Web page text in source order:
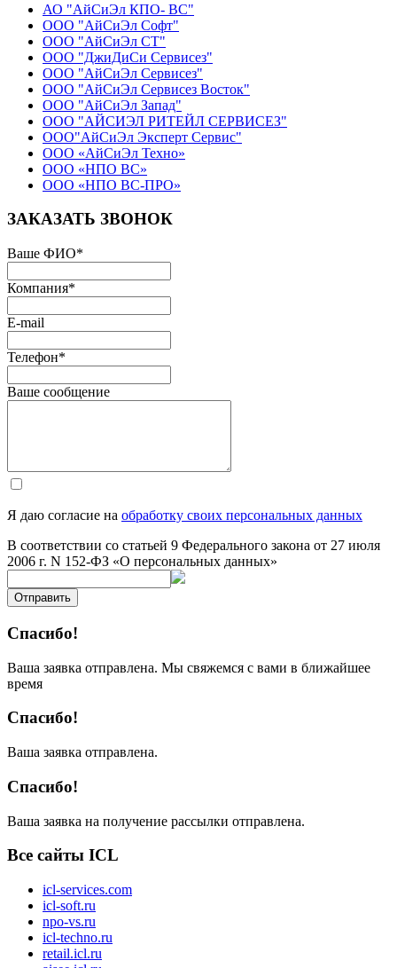
АО "АйСиЭл КПО- ВС"
ООО "АйСиЭл Софт"
ООО "АйСиЭл СТ"
ООО "ДжиДиСи Сервисез"
ООО "АйСиЭл Сервисез"
ООО "АйСиЭл Сервисез Восток"
ООО "АйСиЭл Запад"
ООО "АЙСИЭЛ РИТЕЙЛ СЕРВИСЕЗ"
ООО"АйСиЭл Эксперт Сервис"
ООО «АйСиЭл Техно»
ООО «НПО ВС»
ООО «НПО ВС-ПРО»
ЗАКАЗАТЬ ЗВОНОК
Ваше ФИО*
Компания*
E-mail
Телефон*
Ваше сообщение
Я даю согласие на обработку своих персональных данных
В соответствии со статьей 9 Федерального закона от 27 июля
2006 г. N 152-ФЗ «О персональных данных»
Отправить
Спасибо!
Ваша заявка отправлена. Мы свяжемся с вами в ближайшее
время
Спасибо!
Ваша заявка отправлена.
Спасибо!
Ваша заявка на получение рассылки отправлена.
Все сайты ICL
icl-services.com
icl-soft.ru
npo-vs.ru
icl-techno.ru
retail.icl.ru